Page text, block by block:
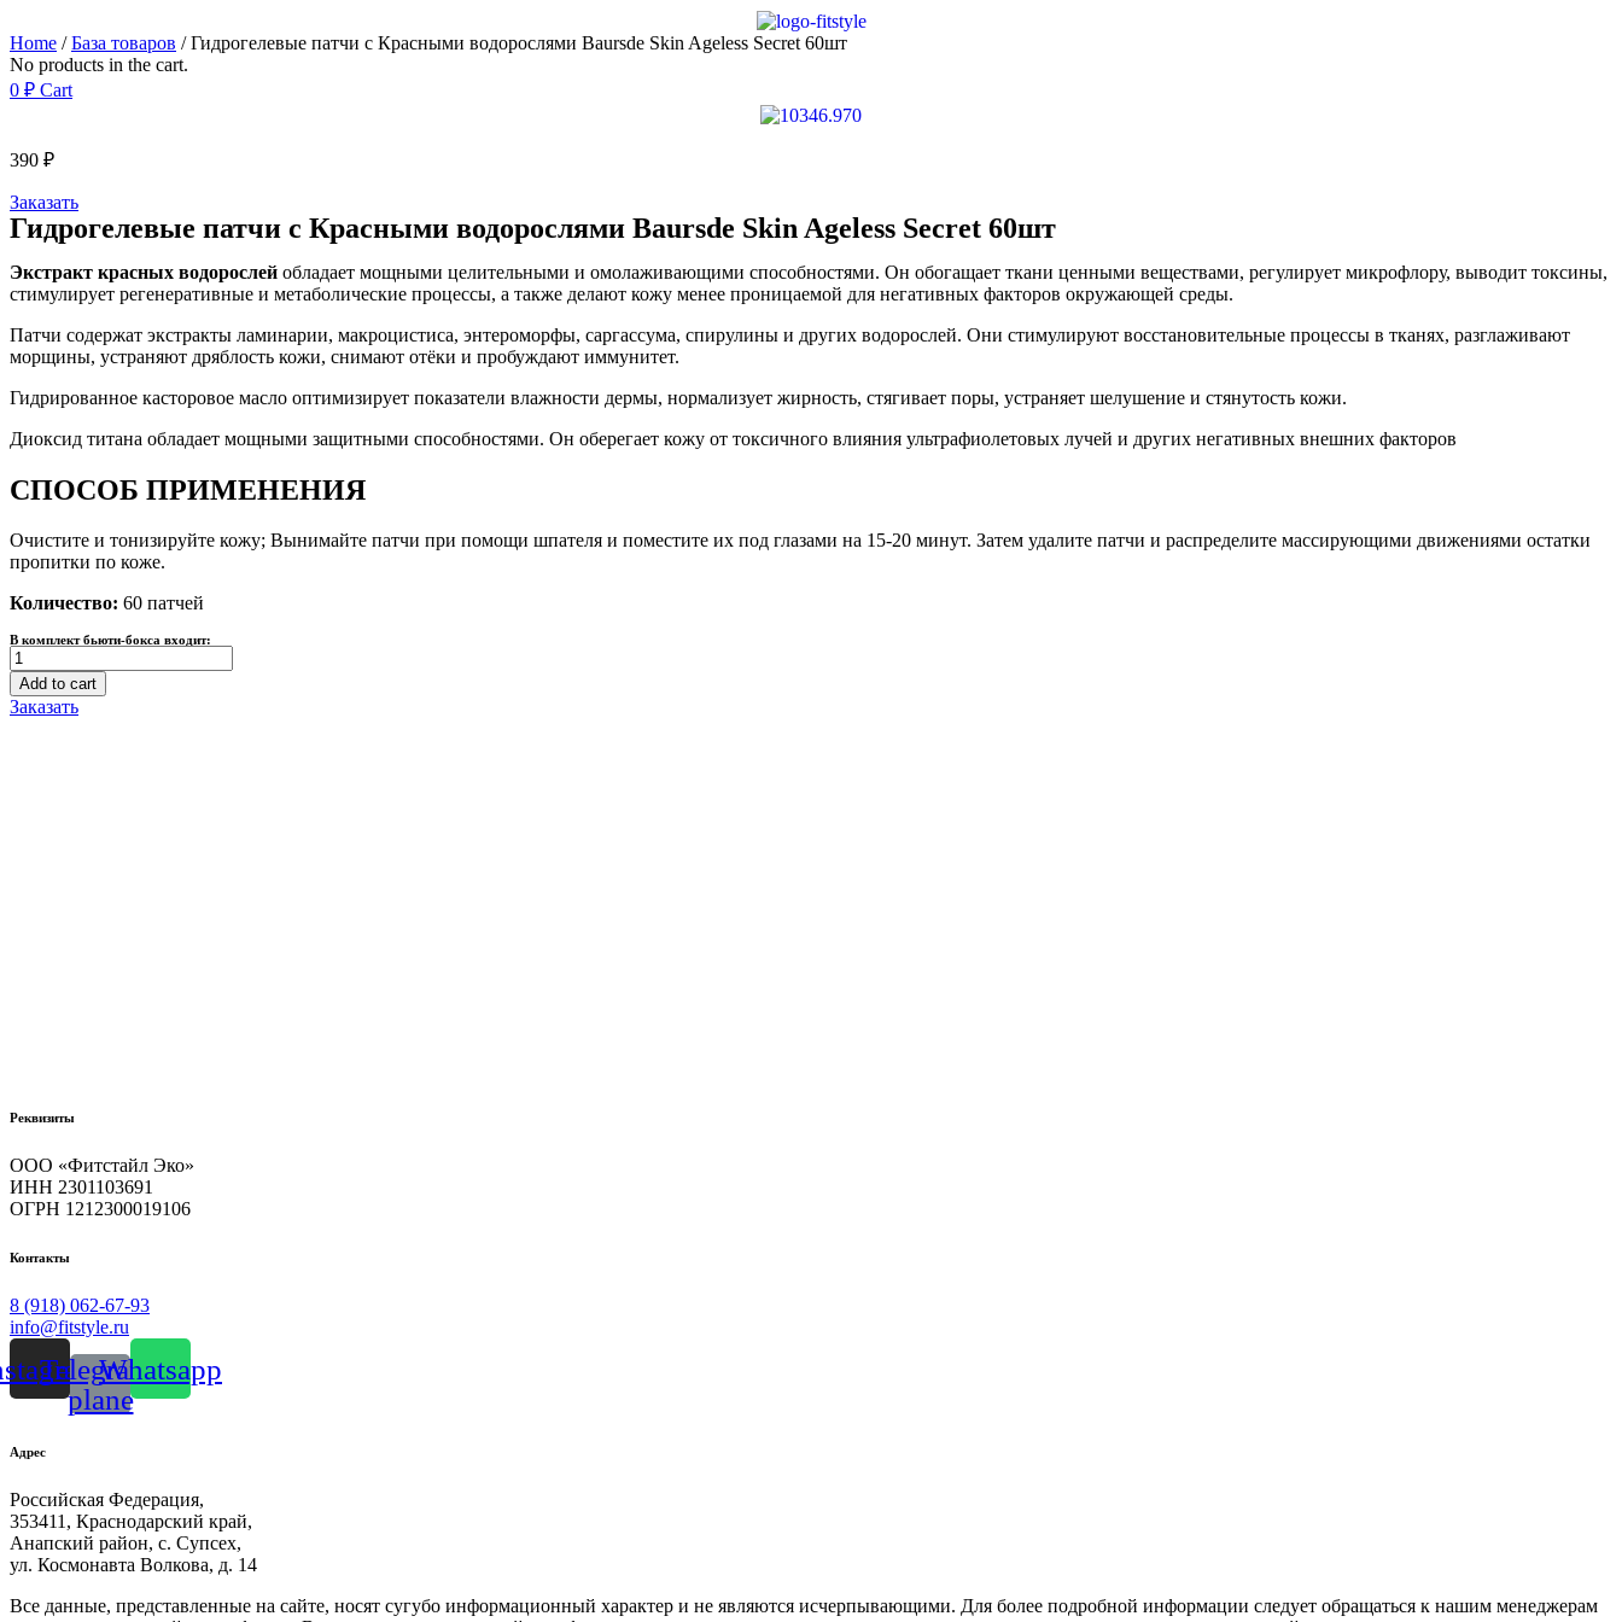
Home /База товаров / Гидрогелевые патчи с Красными водорослями Baursde Skin Ageless Secret 60шт
No products in the cart.
0 ₽ Cart
390 ₽
Заказать
Гидрогелевые патчи с Красными водорослями Baursde Skin Ageless Secret 60шт
Экстракт красных водорослей обладает мощными целительными и омолаживающими способностями. Он обогащает ткани ценными веществами, регулирует микрофлору, выводит токсины,
стимулирует регенеративные и метаболические процессы, а также делают кожу менее проницаемой для негативных факторов окружающей среды.
Патчи содержат экстракты ламинарии, макроцистиса, энтероморфы, саргассума, спирулины и других водорослей. Они стимулируют восстановительные процессы в тканях, разглаживают
морщины, устраняют дряблость кожи, снимают отёки и пробуждают иммунитет.
Гидрированное касторовое масло оптимизирует показатели влажности дермы, нормализует жирность, стягивает поры, устраняет шелушение и стянутость кожи.
Диоксид титана обладает мощными защитными способностями. Он оберегает кожу от токсичного влияния ультрафиолетовых лучей и других негативных внешних факторов
СПОСОБ ПРИМЕНЕНИЯ
Очистите и тонизируйте кожу; Вынимайте патчи при помощи шпателя и поместите их под глазами на 15-20 минут. Затем удалите патчи и распределите массирующими движениями остатки
пропитки по коже.
Количество: 60 патчей
В комплект бьюти-бокса входит:
Гидрогелевые
патчи
с
Красными
Add to cart
Заказать
Реквизиты
ООО «Фитстайл Эко»
ИНН 2301103691
ОГРН 1212300019106
Контакты
8 (918) 062-67-93
info@fitstyle.ru
Telegram-
plane
Whatsapp
Адрес
Российская Федерация,
353411, Краснодарский край,
Анапский район, с. Супсех,
ул. Космонавта Волкова, д. 14
Все данные, представленные на сайте, носят сугубо информационный характер и не являются исчерпывающими. Для более подробной информации следует обращаться к нашим менеджерам